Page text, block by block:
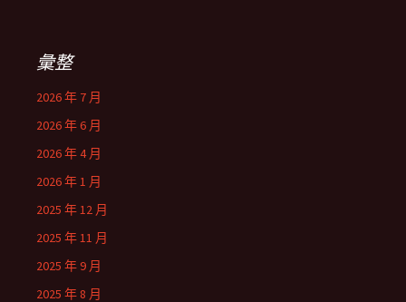
彙整
2026 年 7 月
2026 年 6 月
2026 年 4 月
2026 年 1 月
2025 年 12 月
2025 年 11 月
2025 年 9 月
2025 年 8 月